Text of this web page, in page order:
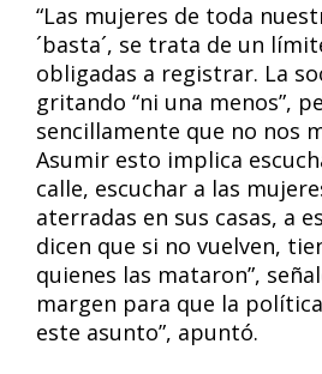
“Las mujeres de toda
´basta´, se trata de un
obligadas a registrar. La
gritando “ni una menos”,
sencillamente que no nos
Asumir esto implica
calle, escuchar a las
aterradas en sus casas, a
dicen que si no vuelven,
quienes las mataron”,
margen para que la
este asunto”, apuntó.